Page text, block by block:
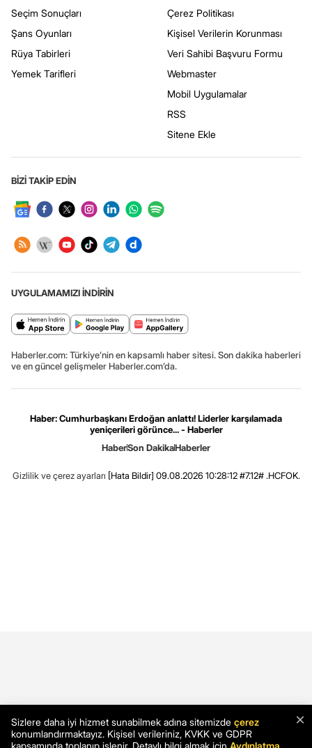
Seçim Sonuçları
Şans Oyunları
Rüya Tabirleri
Yemek Tarifleri
Çerez Politikası
Kişisel Verilerin Korunması
Veri Sahibi Başvuru Formu
Webmaster
Mobil Uygulamalar
RSS
Sitene Ekle
BİZİ TAKİP EDİN
UYGULAMAMIZI İNDİRİN
Haberler.com: Türkiye’nin en kapsamlı haber sitesi. Son dakika haberleri
ve en güncel gelişmeler Haberler.com’da.
Haber: Cumhurbaşkanı Erdoğan anlattı! Liderler karşılamada
yeniçerileri görünce... - Haberler
HaberSon DakikaHaberler
Gizlilik ve çerez ayarları [Hata Bildir] 09.08.2026 10:28:12 #7.12# .HCFOK.
×
Sizlere daha iyi hizmet sunabilmek adına sitemizde çerez
konumlandırmaktayız. Kişisel verileriniz, KVKK ve GDPR
kapsamında toplanıp işlenir. Detaylı bilgi almak için Aydınlatma